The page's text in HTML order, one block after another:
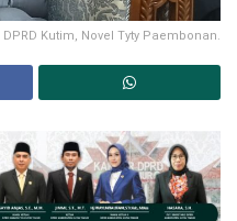
Kutim, Novel Tyty Paembonan.